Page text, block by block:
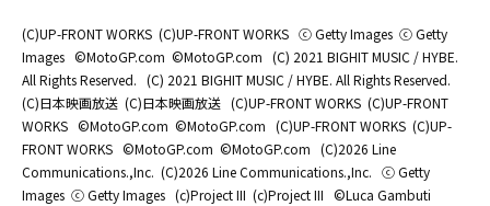
(C)UP-FRONT WORKS (C)UP-FRONT WORKS ⓒ Getty Images ⓒ Getty
Images ©MotoGP.com ©MotoGP.com (C) 2021 BIGHIT MUSIC / HYBE.
All Rights Reserved. (C) 2021 BIGHIT MUSIC / HYBE. All Rights Reserved.
(C)日本映画放送 (C)日本映画放送 (C)UP-FRONT WORKS (C)UP-FRONT
WORKS ©MotoGP.com ©MotoGP.com (C)UP-FRONT WORKS (C)UP-
FRONT WORKS ©MotoGP.com ©MotoGP.com (C)2026 Line
Communications.,Inc. (C)2026 Line Communications.,Inc. ⓒ Getty
Images ⓒ Getty Images (c)Project III (c)Project III ©Luca Gambuti